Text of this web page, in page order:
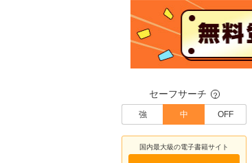
セーフサーチ ？
強 中 OFF
国内最大級の電子書籍サイト